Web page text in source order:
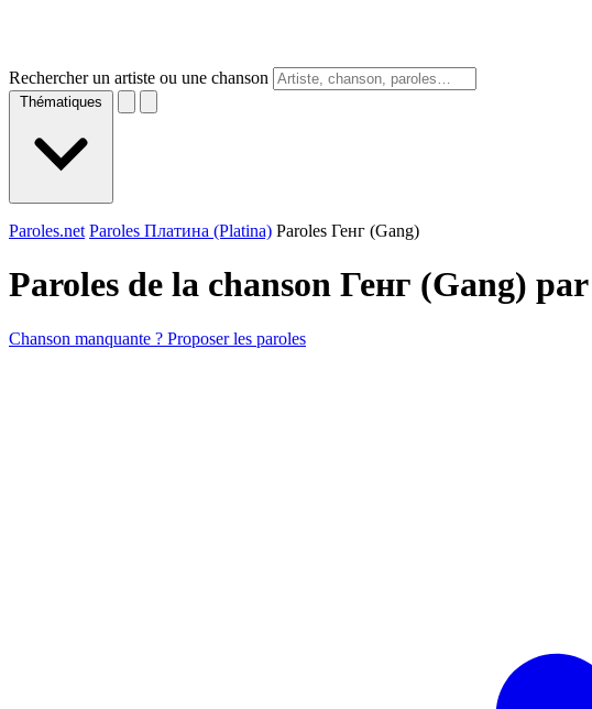
Rechercher un artiste ou une chanson
Thématiques
Paroles.net Paroles Платина (Platina) Paroles Генг (Gang)
Paroles de la chanson Генг (Gang) par
Chanson manquante ? Proposer les paroles